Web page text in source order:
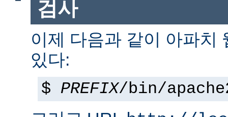
검사
이제 다음과 같이 아파치
있다:
$ PREFIX/bin/